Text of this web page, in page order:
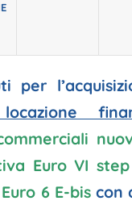
per
Euro VI step
6 E-biscon